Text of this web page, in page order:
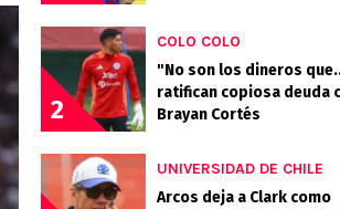
2
COLO COLO
"No son los dineros
ratifican copiosa deuda
Brayan Cortés
UNIVERSIDAD DE CHILE
Arcos deja a Clark como